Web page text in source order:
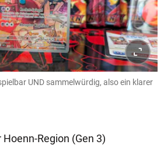
UND sammelwürdig, also ein klarer
Region (Gen 3)